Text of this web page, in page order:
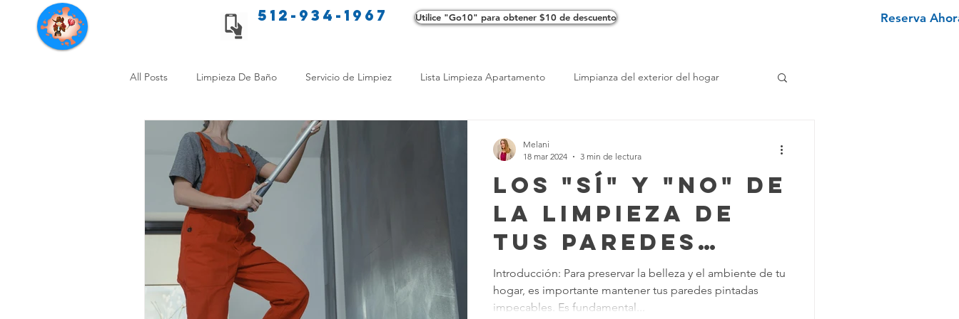
Servicios de limpieza de Texas 512-934-1967 Utilice "Go10" para obtener $10 de descuento Reserva
All Posts Limpieza De Baño Servicio de Limpiez Lista Limpieza Apartamento Limpianza del exterior del hogar
Consejos de limpieza para mascotas
Limpieza Sin Alergias LimpiezaTransformadora Limpieza Mantenimiento Hogar
Comparación Limpieza Hogar Diferencias en Limpieza Truco de Limpieza Texano
Organiza tu Hogar Limpieza y Bienestar Productos de Limpieza Caseros Consejos para Eliminar Manchas
Los "Sí" y "No" de
la Limpieza de
tus Paredes
Pintadas
Introducción: Para preservar la belleza y el ambiente de tu
hogar, es importante mantener tus paredes pintadas
impecables. Es fundamental...
Melani
18 mar 2024
3 min de lectura